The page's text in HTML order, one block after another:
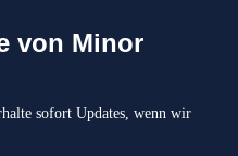
von Minor
sofort Updates, wenn wir